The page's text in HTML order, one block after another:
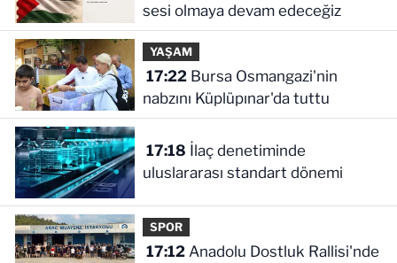
sesi olmaya devam edeceğiz
YAŞAM
17:22Bursa Osmangazi'nin
nabzını Küplüpınar'da tuttu
17:18
uluslararası standart dönemi
SPOR
17:12Anadolu Dostluk Rallisi'nde